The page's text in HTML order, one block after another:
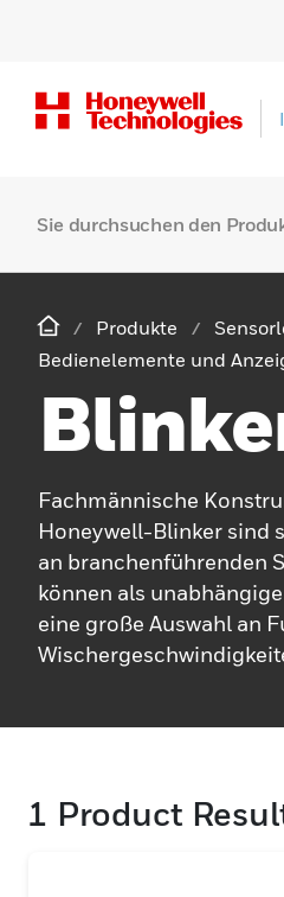
Sie durchsuchen den
Produkte
Bedienelemente und
Fachmännische
Honeywell-Blinker sind
an branchenführenden
können als
eine große Auswahl an
1 Product